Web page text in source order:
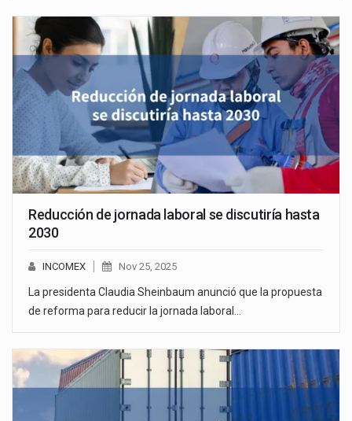
Reducción de jornada laboral se discutiría hasta
2030
INCOMEX Nov 25, 2025
La presidenta Claudia Sheinbaum anunció que la propuesta
de reforma para reducir la jornada laboral…